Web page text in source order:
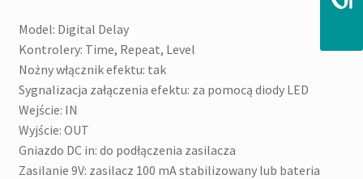
Model: Digital Delay
Kontrolery: Time, Repeat, Level
Nożny włącznik efektu: tak
Sygnalizacja załączenia efektu: za pomocą diody LED
Wejście: IN
Wyjście: OUT
Gniazdo DC in: do podłączenia zasilacza
Zasilanie 9V: zasilacz 100 mA stabilizowany lub bateria